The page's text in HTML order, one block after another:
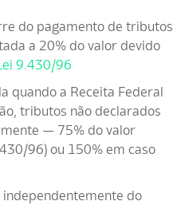
do pagamento de tributos
a 20% do valor devido
9.430/96
quando a Receita Federal
tributos não declarados
— 75% do valor
96) ou 150% em caso
do